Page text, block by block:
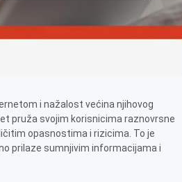
i nažalost većina njihovog
pruža svojim korisnicima raznovrsne
opasnostima i rizicima. To je
prilaze sumnjivim informacijama i